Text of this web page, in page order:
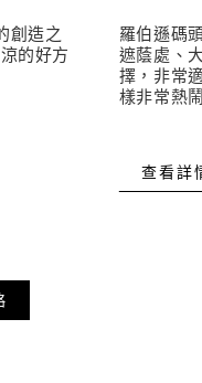
創造之
的好方
羅伯遜碼
遮蔭處、
擇，非常
樣非常熱
查看詳